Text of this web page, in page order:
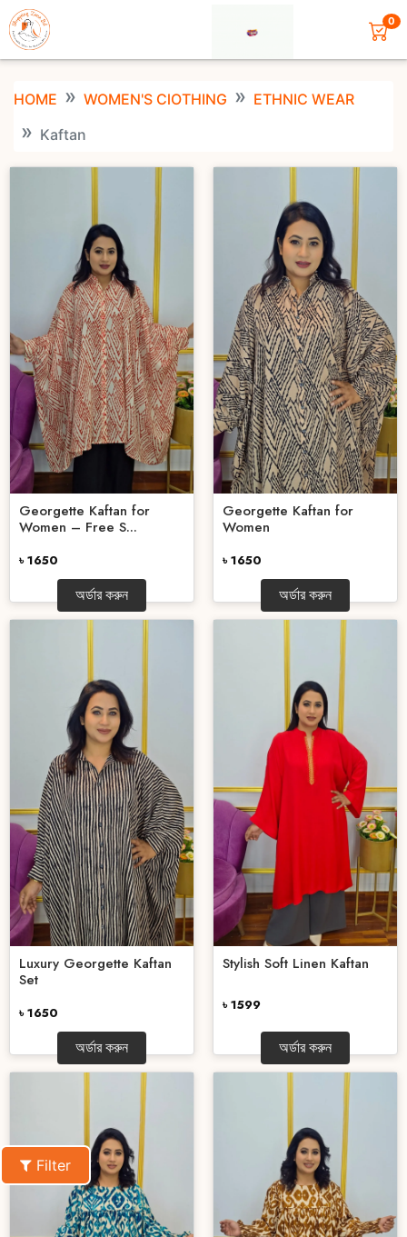
0
Filter
HOME WOMEN'S ClOTHING
ETHNIC WEAR
Kaftan
Georgette Kaftan for
Women – Free S...
৳ 1650
অর্ডার করুন
Georgette Kaftan for
Women
৳ 1650
অর্ডার করুন
Luxury Georgette Kaftan
Set
৳ 1650
অর্ডার করুন
Stylish Soft Linen Kaftan
৳ 1599
অর্ডার করুন